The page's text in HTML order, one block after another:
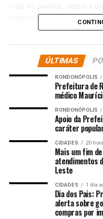
vaga nas competições
O jogo
O jogo começou com o
ritmo, mas o Bragantino
defensivamente. A
visitantes, com John John
perigoso. O Rubro-Negro
Cebolinha e Alex
Cleiton a trabalhar em
reflexos apurados.
acertando a rede pelo
Apesar da posse de bola
conseguiu levar perigo em
Gustavo Marques
lado, Varela testou
ÚLTIMAS
RONDONÓPOLIS
Prefeitura de
médico
RONDONÓPOLIS
Apoio da
caráter
CIDADES 20
Mais um fim
atendimentos
Leste
CIDADES 1 dia
Dia dos Pais:
alerta sobre
compras por